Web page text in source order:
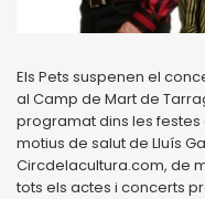
Els Pets suspenen el
al Camp de Mart de
programat dins les
motius de salut de Lluís
Circdelacultura.com, de
tots els actes i concerts